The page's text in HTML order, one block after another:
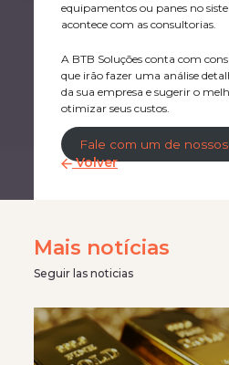
equipamentos ou panes no
acontece com as consultorias.
A BTB Soluções conta com
que irão fazer uma análise
da sua empresa e sugerir o
otimizar seus custos.
Fale com um de
Volver
Mais notícias
Seguir las noticias